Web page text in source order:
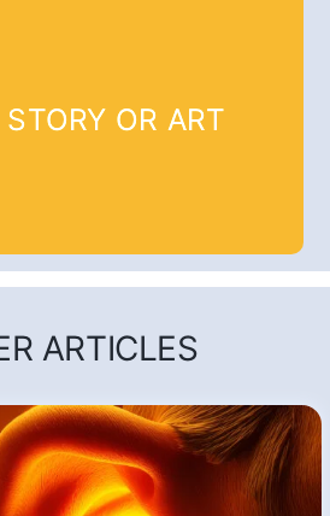
OR ART
ARTICLES